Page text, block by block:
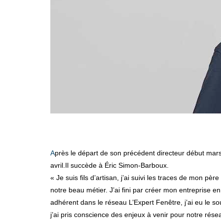
Après le départ de son précédent directeur début mars dernier, L’Expert Fenêtre vient de nommer son nouveau directeur en la personne d'Olivier Boré, en poste depuis début
avril.Il succède à Éric Simon-Barboux.
« Je suis fils d’artisan, j’ai suivi les traces de mon
notre beau métier. J’ai fini par créer mon entreprise
adhérent dans le réseau L’Expert Fenêtre, j’ai eu le
j’ai pris conscience des enjeux à venir pour notre